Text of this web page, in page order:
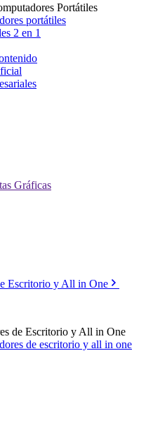
Portátiles
portátiles
2 en 1
Gráficas
Escritorio y All in One
de Escritorio y All in One
de escritorio y all in one